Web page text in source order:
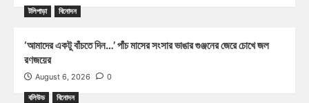
টলিপাড়া বিনোদন
‘আমাদের একটু বাঁচতে দিন…’ পাঁচ মাসের সংসার ভাঙার গুঞ্জনের জেরে চোখে জল
রণজয়ের
August 6, 2026 0
বলিউড বিনোদন